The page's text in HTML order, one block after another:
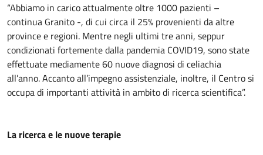
“Abbiamo in carico attualmente oltre 1000 pazienti –
continua Granito -, di cui circa il 25% provenienti da altre
province e regioni. Mentre negli ultimi tre anni, seppur
condizionati fortemente dalla pandemia COVID19, sono state
effettuate mediamente 60 nuove diagnosi di celiachia
all’anno. Accanto all’impegno assistenziale, inoltre, il Centro si
occupa di importanti attività in ambito di ricerca scientifica”.
La ricerca e le nuove terapie